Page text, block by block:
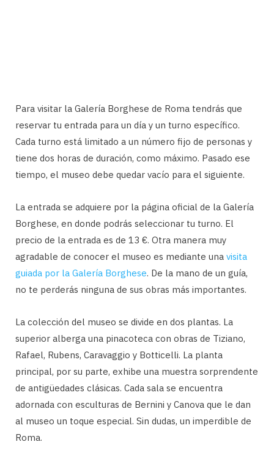
Para visitar la Galería Borghese de Roma tendrás que
reservar tu entrada para un día y un turno específico.
Cada turno está limitado a un número fijo de personas y
tiene dos horas de duración, como máximo. Pasado ese
tiempo, el museo debe quedar vacío para el siguiente.
La entrada se adquiere por la página oficial de la Galería
Borghese, en donde podrás seleccionar tu turno. El
precio de la entrada es de 13 €. Otra manera muy
agradable de conocer el museo es mediante una visita
guiada por la Galería Borghese. De la mano de un guía,
no te perderás ninguna de sus obras más importantes.
La colección del museo se divide en dos plantas. La
superior alberga una pinacoteca con obras de Tiziano,
Rafael, Rubens, Caravaggio y Botticelli. La planta
principal, por su parte, exhibe una muestra sorprendente
de antigüedades clásicas. Cada sala se encuentra
adornada con esculturas de Bernini y Canova que le dan
al museo un toque especial. Sin dudas, un imperdible de
Roma.